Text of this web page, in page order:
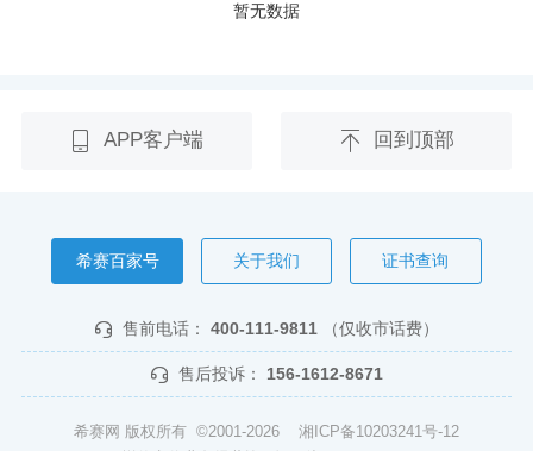
暂无数据
APP客户端 回到顶部
希赛百家号 关于我们 证书查询
售前电话： 400-111-9811 （仅收市话费）
售后投诉： 156-1612-8671
希赛网 版权所有 ©2001-2026 湘ICP备10203241号-12